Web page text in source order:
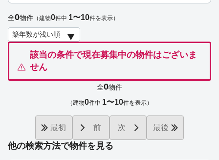
該当の条件で現在募集中の物件はございま
せん
全0物件 （建物0件中 1〜10件を表示）
他の検索方法で物件を見る
全0物件
（建物0件中 1〜10件を表示）
最初 前 次 最後